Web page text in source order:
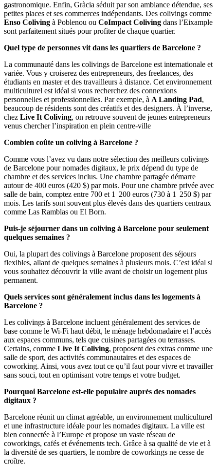
gastronomique. Enfin, Gràcia séduit par son ambiance détendue, ses
petites places et ses commerces indépendants. Des colivings comme
Enso Coliving à Poblenou ou CoImpact Coliving dans l’Eixample
sont parfaitement situés pour profiter de chaque quartier.
Quel type de personnes vit dans les quartiers de Barcelone ?
La communauté dans les colivings de Barcelone est internationale et
variée. Vous y croiserez des entrepreneurs, des freelances, des
étudiants en master et des travailleurs à distance. Cet environnement
multiculturel est idéal si vous recherchez des connexions
personnelles et professionnelles. Par exemple, à A Landing Pad,
beaucoup de résidents sont des créatifs et des designers. À l’inverse,
chez Live It Coliving, on retrouve souvent de jeunes entrepreneurs
venus chercher l’inspiration en plein centre-ville
Combien coûte un coliving à Barcelone ?
Comme vous l’avez vu dans notre sélection des meilleurs colivings
de Barcelone pour nomades digitaux, le prix dépend du type de
chambre et des services inclus. Une chambre partagée démarre
autour de 400 euros (420 $) par mois. Pour une chambre privée avec
salle de bain, comptez entre 700 et 1 200 euros (730 à 1 250 $) par
mois. Les tarifs sont souvent plus élevés dans des quartiers centraux
comme Las Ramblas ou El Born.
Puis-je séjourner dans un coliving à Barcelone pour seulement
quelques semaines ?
Oui, la plupart des colivings à Barcelone proposent des séjours
flexibles, allant de quelques semaines à plusieurs mois. C’est idéal si
vous souhaitez découvrir la ville avant de choisir un logement plus
permanent.
Quels services sont généralement inclus dans les logements à
Barcelone ?
Les colivings à Barcelone incluent généralement des services de
base comme le Wi-Fi haut débit, le ménage hebdomadaire et l’accès
aux espaces communs, tels que cuisines partagées ou terrasses.
Certains, comme Live It Coliving, proposent des extras comme une
salle de sport, des activités communautaires et des espaces de
coworking. Ainsi, vous avez tout ce qu’il faut pour vivre et travailler
sans souci, tout en optimisant votre temps et votre budget.
Pourquoi Barcelone est-elle populaire auprès des nomades
digitaux ?
Barcelone réunit un climat agréable, un environnement multiculturel
et une infrastructure idéale pour les nomades digitaux. La ville est
bien connectée à l’Europe et propose un vaste réseau de
coworkings, cafés et événements tech. Grâce à sa qualité de vie et à
la diversité de ses quartiers, le nombre de coworkings ne cesse de
croître.